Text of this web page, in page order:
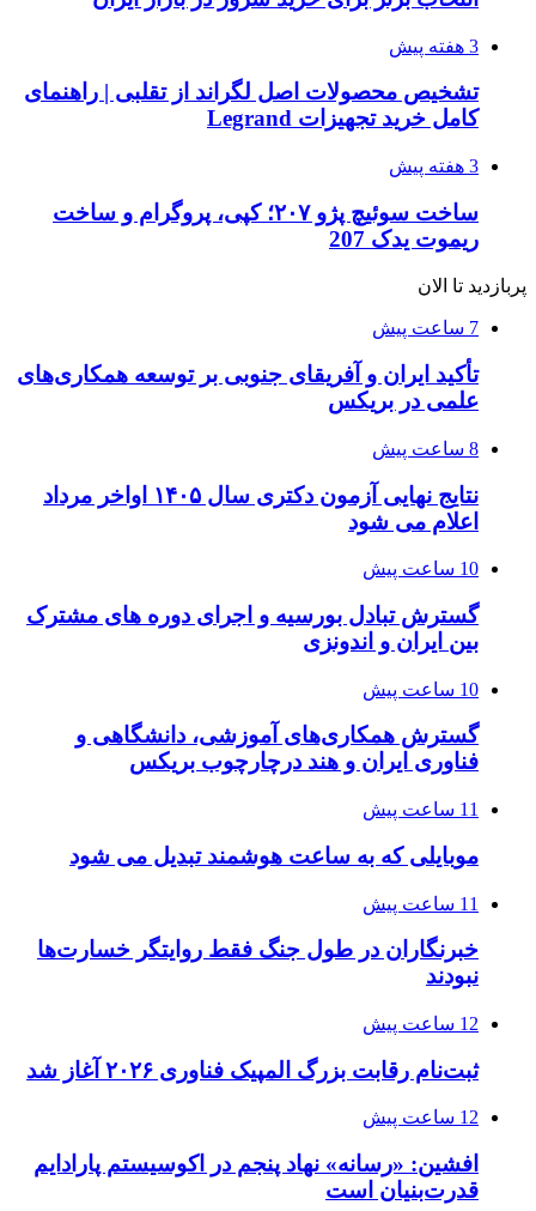
3 هفته پیش
تشخیص محصولات اصل لگراند از تقلبی | راهنمای
کامل خرید تجهیزات Legrand
3 هفته پیش
ساخت سوئیچ پژو ۲۰۷؛ کپی، پروگرام و ساخت
ریموت یدک 207
پربازدید تا الان
7 ساعت پیش
تأکید ایران و آفریقای جنوبی بر توسعه همکاری‌های
علمی در بریکس
8 ساعت پیش
نتایج نهایی آزمون دکتری سال ۱۴۰۵ اواخر مرداد
اعلام می شود
10 ساعت پیش
گسترش تبادل بورسیه و اجرای دوره های مشترک
بین ایران و اندونزی
10 ساعت پیش
گسترش همکاری‌های آموزشی، دانشگاهی و
فناوری ایران و هند درچارچوب بریکس
11 ساعت پیش
موبایلی که به ساعت هوشمند تبدیل می شود
11 ساعت پیش
خبرنگاران در طول جنگ فقط روایتگر خسارت‌ها
نبودند
12 ساعت پیش
ثبت‌نام رقابت بزرگ المپیک فناوری ۲۰۲۶ آغاز شد
12 ساعت پیش
افشین: «رسانه» نهاد پنجم در اکوسیستم پارادایم
قدرت‌بنیان است